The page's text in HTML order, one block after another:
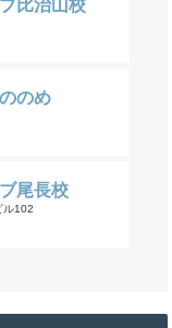
比治山校
のめ
尾長校
ル102